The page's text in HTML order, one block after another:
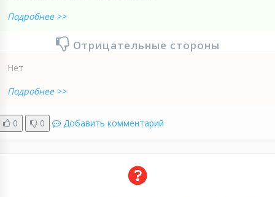
Подробнее >>
Отрицательные стороны
Нет
Подробнее >>
0 0 Добавить комментарий